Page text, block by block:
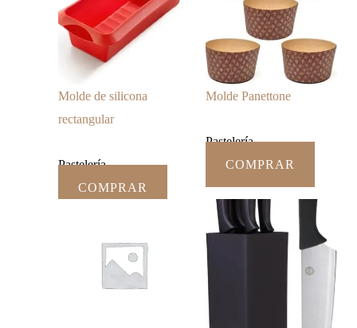
Molde de silicona
rectangular
Pastelería
COMPRAR
Molde Panettone
Pastelería
COMPRAR